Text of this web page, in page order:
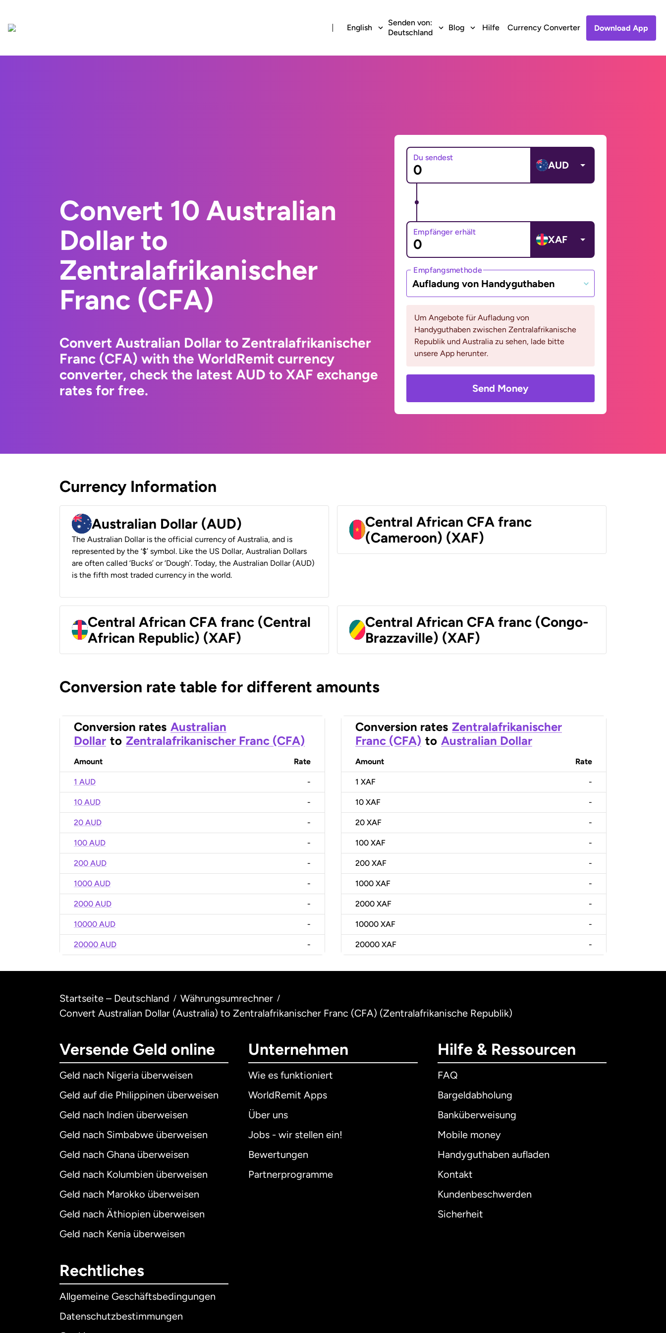
English
Senden von:
Deutschland
Blog Hilfe Currency Converter Download App
Convert 10 Australian
Dollar to
Zentralafrikanischer
Franc (CFA)
Convert Australian Dollar to Zentralafrikanischer
Franc (CFA) with the WorldRemit currency
converter, check the latest AUD to XAF exchange
rates for free.
Du sendest
AUD
Empfänger erhält
XAF
Empfangsmethode
Aufladung von Handyguthaben
Um Angebote für Aufladung von
Handyguthaben zwischen Zentralafrikanische
Republik und Australia zu sehen, lade bitte
unsere App herunter.
Send Money
Currency Information
Australian Dollar (AUD)
The Australian Dollar is the official currency of Australia, and is
represented by the ‘$’ symbol. Like the US Dollar, Australian Dollars
are often called ‘Bucks’ or ‘Dough’. Today, the Australian Dollar (AUD)
is the fifth most traded currency in the world.
Central African CFA franc
(Cameroon) (XAF)
Central African CFA franc (Central
African Republic) (XAF)
Central African CFA franc (Congo-
Brazzaville) (XAF)
Conversion rate table for different amounts
Conversion rates Australian
Dollar to Zentralafrikanischer Franc (CFA)
Amount Rate
1 AUD -
10 AUD -
20 AUD -
100 AUD -
200 AUD -
1000 AUD -
2000 AUD -
10000 AUD -
20000 AUD -
Conversion rates Zentralafrikanischer
Franc (CFA) to Australian Dollar
Amount Rate
1 XAF -
10 XAF -
20 XAF -
100 XAF -
200 XAF -
1000 XAF -
2000 XAF -
10000 XAF -
20000 XAF -
Startseite – Deutschland / Währungsumrechner /
Convert Australian Dollar (Australia) to Zentralafrikanischer Franc (CFA) (Zentralafrikanische Republik)
Versende Geld online
Geld nach Nigeria überweisen
Geld auf die Philippinen überweisen
Geld nach Indien überweisen
Geld nach Simbabwe überweisen
Geld nach Ghana überweisen
Geld nach Kolumbien überweisen
Geld nach Marokko überweisen
Geld nach Äthiopien überweisen
Geld nach Kenia überweisen
Unternehmen
Wie es funktioniert
WorldRemit Apps
Über uns
Jobs - wir stellen ein!
Bewertungen
Partnerprogramme
Hilfe & Ressourcen
FAQ
Bargeldabholung
Banküberweisung
Mobile money
Handyguthaben aufladen
Kontakt
Kundenbeschwerden
Sicherheit
Rechtliches
Allgemeine Geschäftsbedingungen
Datenschutzbestimmungen